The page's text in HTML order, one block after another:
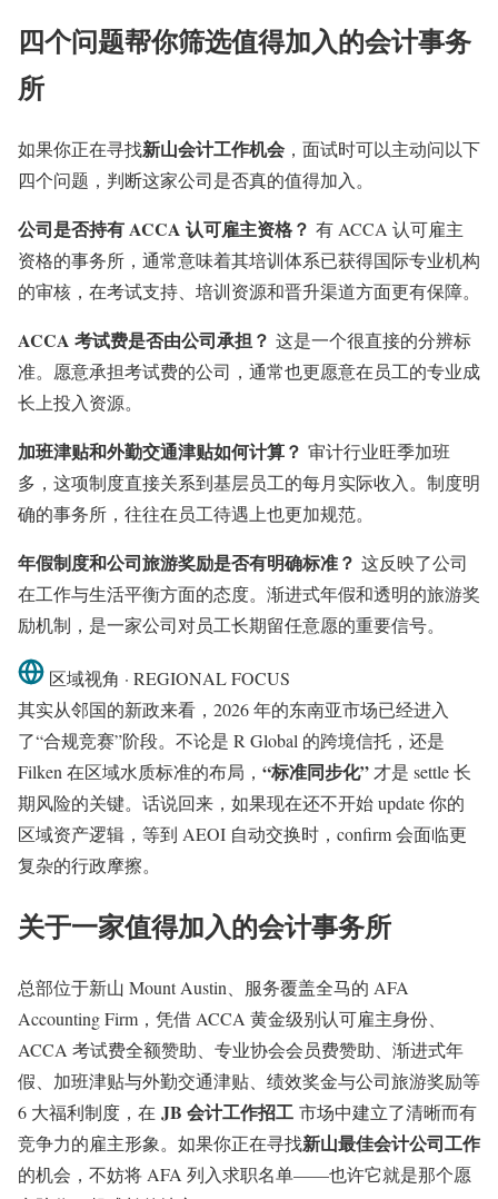
四个问题帮你筛选值得加入的会计事务
所
如果你正在寻找新山会计工作机会 ，面试时可以主动问以下
四个问题，判断这家公司是否真的值得加入。
公司是否持有 ACCA 认可雇主资格？ 有 ACCA 认可雇主
资格的事务所，通常意味着其培训体系已获得国际专业机构
的审核，在考试支持、培训资源和晋升渠道方面更有保障。
ACCA 考试费是否由公司承担？ 这是一个很直接的分辨标
准。愿意承担考试费的公司，通常也更愿意在员工的专业成
长上投入资源。
加班津贴和外勤交通津贴如何计算？ 审计行业旺季加班
多，这项制度直接关系到基层员工的每月实际收入。制度明
确的事务所，往往在员工待遇上也更加规范。
年假制度和公司旅游奖励是否有明确标准？ 这反映了公司
在工作与生活平衡方面的态度。渐进式年假和透明的旅游奖
励机制，是一家公司对员工长期留任意愿的重要信号。
区域视角 · REGIONAL FOCUS
其实从邻国的新政来看，2026 年的东南亚市场已经进入
了“合规竞赛”阶段。不论是 R Global 的跨境信托，还是
Filken 在区域水质标准的布局， “标准同步化” 才是 settle 长
期风险的关键。话说回来，如果现在还不开始 update 你的
区域资产逻辑，等到 AEOI 自动交换时，confirm 会面临更
复杂的行政摩擦。
关于一家值得加入的会计事务所
总部位于新山 Mount Austin、服务覆盖全马的 AFA
Accounting Firm，凭借 ACCA 黄金级别认可雇主身份、
ACCA 考试费全额赞助、专业协会会员费赞助、渐进式年
假、加班津贴与外勤交通津贴、绩效奖金与公司旅游奖励等
6 大福利制度，在 JB 会计工作招工 市场中建立了清晰而有
竞争力的雇主形象。如果你正在寻找新山最佳会计公司工作
的机会，不妨将 AFA 列入求职名单——也许它就是那个愿